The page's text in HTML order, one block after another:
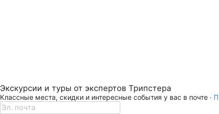
Экскурсии и туры от экспертов Трипстера
Классные места, скидки и интересные события у вас в почте ·